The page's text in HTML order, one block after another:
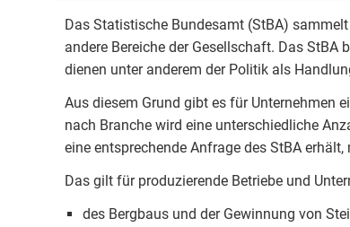
Das Statistische Bundesamt (StBA)
andere Bereiche der Gesellschaft. Das
dienen unter anderem der Politik als
Aus diesem Grund gibt es für Unternehmen
nach Branche wird eine unterschiedliche
eine entsprechende Anfrage des StBA
Das gilt für produzierende Betriebe und
des Bergbaus und der Gewinnung von